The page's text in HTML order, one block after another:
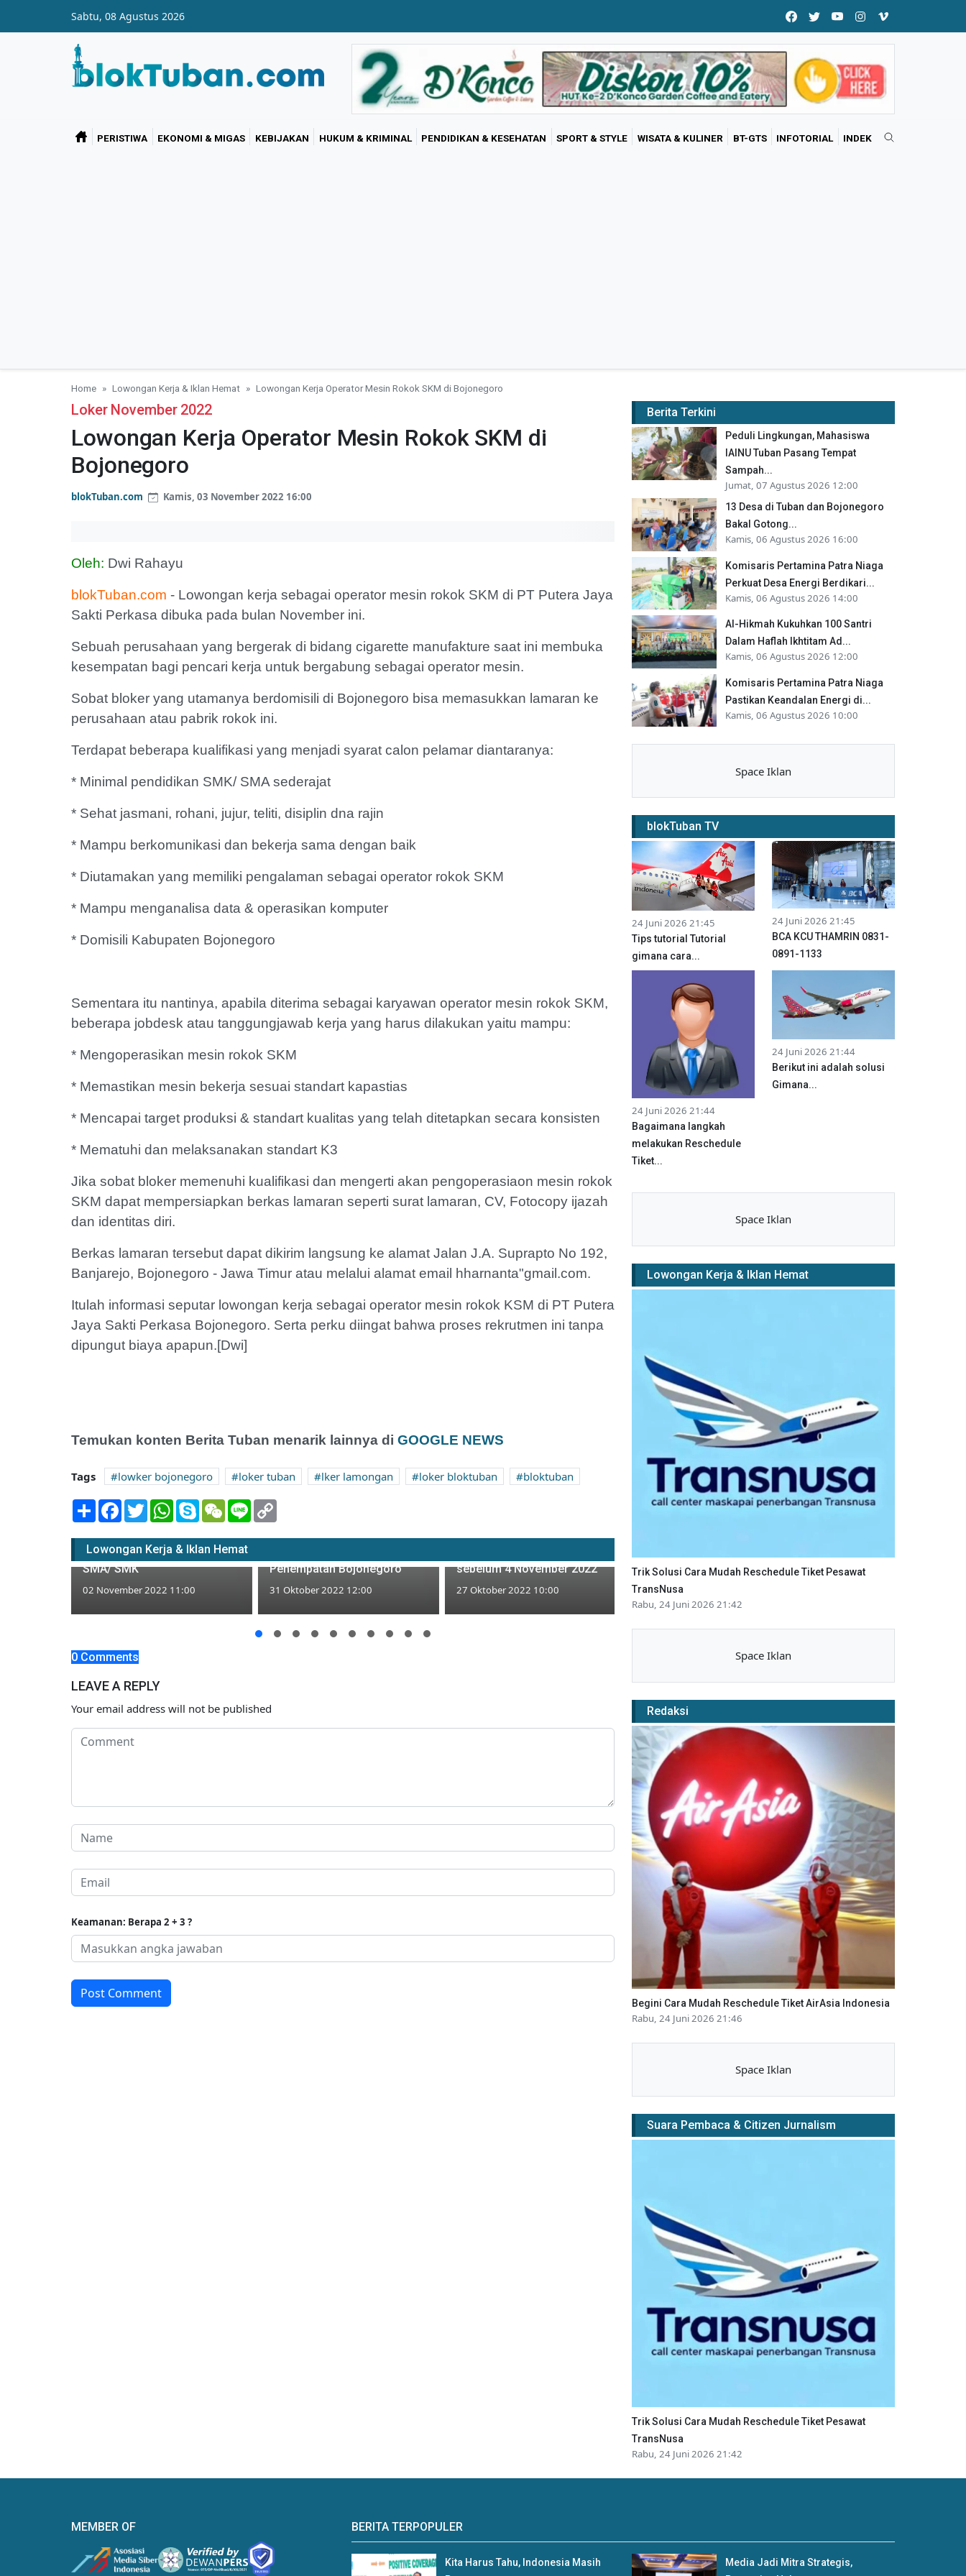
Sabtu, 08 Agustus 2026
PERISTIWA EKONOMI & MIGAS KEBIJAKAN HUKUM & KRIMINAL PENDIDIKAN & KESEHATAN SPORT & STYLE WISATA & KULINER BT-GTS INFOTORIAL INDEK
Home Lowongan Kerja & Iklan Hemat Lowongan Kerja Operator Mesin Rokok SKM di Bojonegoro
Loker November 2022
Lowongan Kerja Operator Mesin Rokok SKM di
Bojonegoro
blokTuban.com Kamis, 03 November 2022 16:00
Oleh: Dwi Rahayu
blokTuban.com - Lowongan kerja sebagai operator mesin rokok SKM di PT Putera Jaya
Sakti Perkasa dibuka pada bulan November ini.
Sebuah perusahaan yang bergerak di bidang cigarette manufakture saat ini membuka
kesempatan bagi pencari kerja untuk bergabung sebagai operator mesin.
Sobat bloker yang utamanya berdomisili di Bojonegoro bisa memasukkan lamaran ke
perusahaan atau pabrik rokok ini.
Terdapat beberapa kualifikasi yang menjadi syarat calon pelamar diantaranya:
* Minimal pendidikan SMK/ SMA sederajat
* Sehat jasmani, rohani, jujur, teliti, disiplin dna rajin
* Mampu berkomunikasi dan bekerja sama dengan baik
* Diutamakan yang memiliki pengalaman sebagai operator rokok SKM
* Mampu menganalisa data & operasikan komputer
* Domisili Kabupaten Bojonegoro
Sementara itu nantinya, apabila diterima sebagai karyawan operator mesin rokok SKM,
beberapa jobdesk atau tanggungjawab kerja yang harus dilakukan yaitu mampu:
* Mengoperasikan mesin rokok SKM
* Memastikan mesin bekerja sesuai standart kapastias
* Mencapai target produksi & standart kualitas yang telah ditetapkan secara konsisten
* Mematuhi dan melaksanakan standart K3
Jika sobat bloker memenuhi kualifikasi dan mengerti akan pengoperasiaon mesin rokok
SKM dapat mempersiapkan berkas lamaran seperti surat lamaran, CV, Fotocopy ijazah
dan identitas diri.
Berkas lamaran tersebut dapat dikirim langsung ke alamat Jalan J.A. Suprapto No 192,
Banjarejo, Bojonegoro - Jawa Timur atau melalui alamat email hharnanta"gmail.com.
Itulah informasi seputar lowongan kerja sebagai operator mesin rokok KSM di PT Putera
Jaya Sakti Perkasa Bojonegoro. Serta perku diingat bahwa proses rekrutmen ini tanpa
dipungut biaya apapun.[Dwi]
Temukan konten Berita Tuban menarik lainnya di GOOGLE NEWS
Tags lowker bojonegoro loker tuban lker lamongan loker bloktuban
bloktuban
Share Facebook
TwitterWhatsApp
SkypeWeChatLine
Lowongan Kerja & Iklan Hemat
Lowongan Kerja di Warung
Kelapa Panyuran Tuban untuk
SMA/ SMK
02 November 2022 11:00
Penempatan Bojonegoro
31 Oktober 2022 12:00
sebelum 4 November 2022
27 Oktober 2022 10:00
0 Comments
LEAVE A REPLY
Your email address will not be published
Keamanan: Berapa 2 + 3 ?
Post Comment
Berita Terkini
Peduli Lingkungan, Mahasiswa
IAINU Tuban Pasang Tempat
Sampah...
Jumat, 07 Agustus 2026 12:00
13 Desa di Tuban dan Bojonegoro
Bakal Gotong...
Kamis, 06 Agustus 2026 16:00
Komisaris Pertamina Patra Niaga
Perkuat Desa Energi Berdikari...
Kamis, 06 Agustus 2026 14:00
Al-Hikmah Kukuhkan 100 Santri
Dalam Haflah Ikhtitam Ad...
Kamis, 06 Agustus 2026 12:00
Komisaris Pertamina Patra Niaga
Pastikan Keandalan Energi di...
Kamis, 06 Agustus 2026 10:00
Space Iklan
blokTuban TV
24 Juni 2026 21:45
Tips tutorial Tutorial
gimana cara...
24 Juni 2026 21:45
BCA KCU THAMRIN 0831-
0891-1133
24 Juni 2026 21:44
Bagaimana langkah
melakukan Reschedule
Tiket...
24 Juni 2026 21:44
Berikut ini adalah solusi
Gimana...
Space Iklan
Lowongan Kerja & Iklan Hemat
Trik Solusi Cara Mudah Reschedule Tiket Pesawat
TransNusa
Rabu, 24 Juni 2026 21:42
Space Iklan
Redaksi
Begini Cara Mudah Reschedule Tiket AirAsia Indonesia
Rabu, 24 Juni 2026 21:46
Space Iklan
Suara Pembaca & Citizen Jurnalism
Trik Solusi Cara Mudah Reschedule Tiket Pesawat
TransNusa
Rabu, 24 Juni 2026 21:42
MEMBER OF BERITA TERPOPULER
Kita Harus Tahu, Indonesia Masih
Media Jadi Mitra Strategis,